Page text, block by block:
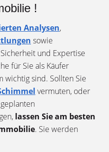
!
Analysen,
sowie
und Expertise
für Sie als Käufer
wichtig sind. Sollten Sie
vermuten, oder
lassen Sie am besten
. Sie werden